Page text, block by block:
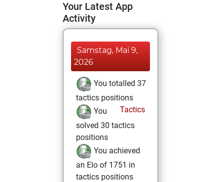
Your Latest App
Activity
Samstag, Mai 9,
2026
You totalled 37
tactics positions
Tactics
You
solved 30 tactics
positions
You achieved
an Elo of 1751 in
tactics positions